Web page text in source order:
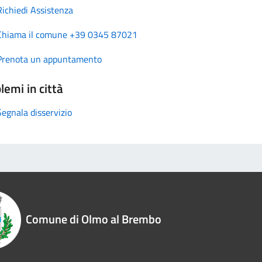
Assistenza
il comune +39 0345 87021
un appuntamento
in città
disservizio
Comune di Olmo al Brembo